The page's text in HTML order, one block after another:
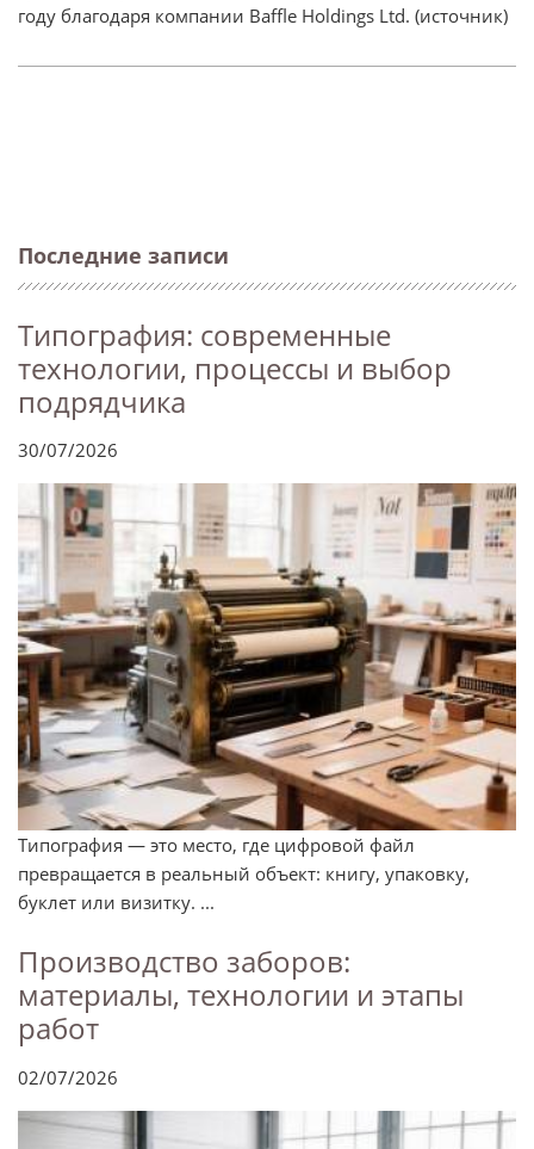
году благодаря компании Baffle Holdings Ltd. (источник)
Последние записи
Типография: современные
технологии, процессы и выбор
подрядчика
30/07/2026
Типография — это место, где цифровой файл
превращается в реальный объект: книгу, упаковку,
буклет или визитку. ...
Производство заборов:
материалы, технологии и этапы
работ
02/07/2026